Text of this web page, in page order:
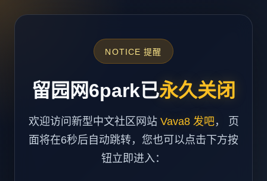
NOTICE 提醒
留园网6park已永久关闭
欢迎访问新型中文社区网站 Vava8 发吧， 页
面将在6秒后自动跳转，您也可以点击下方按
钮立即进入：